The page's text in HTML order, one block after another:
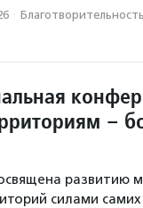
·
–
развитию
силами